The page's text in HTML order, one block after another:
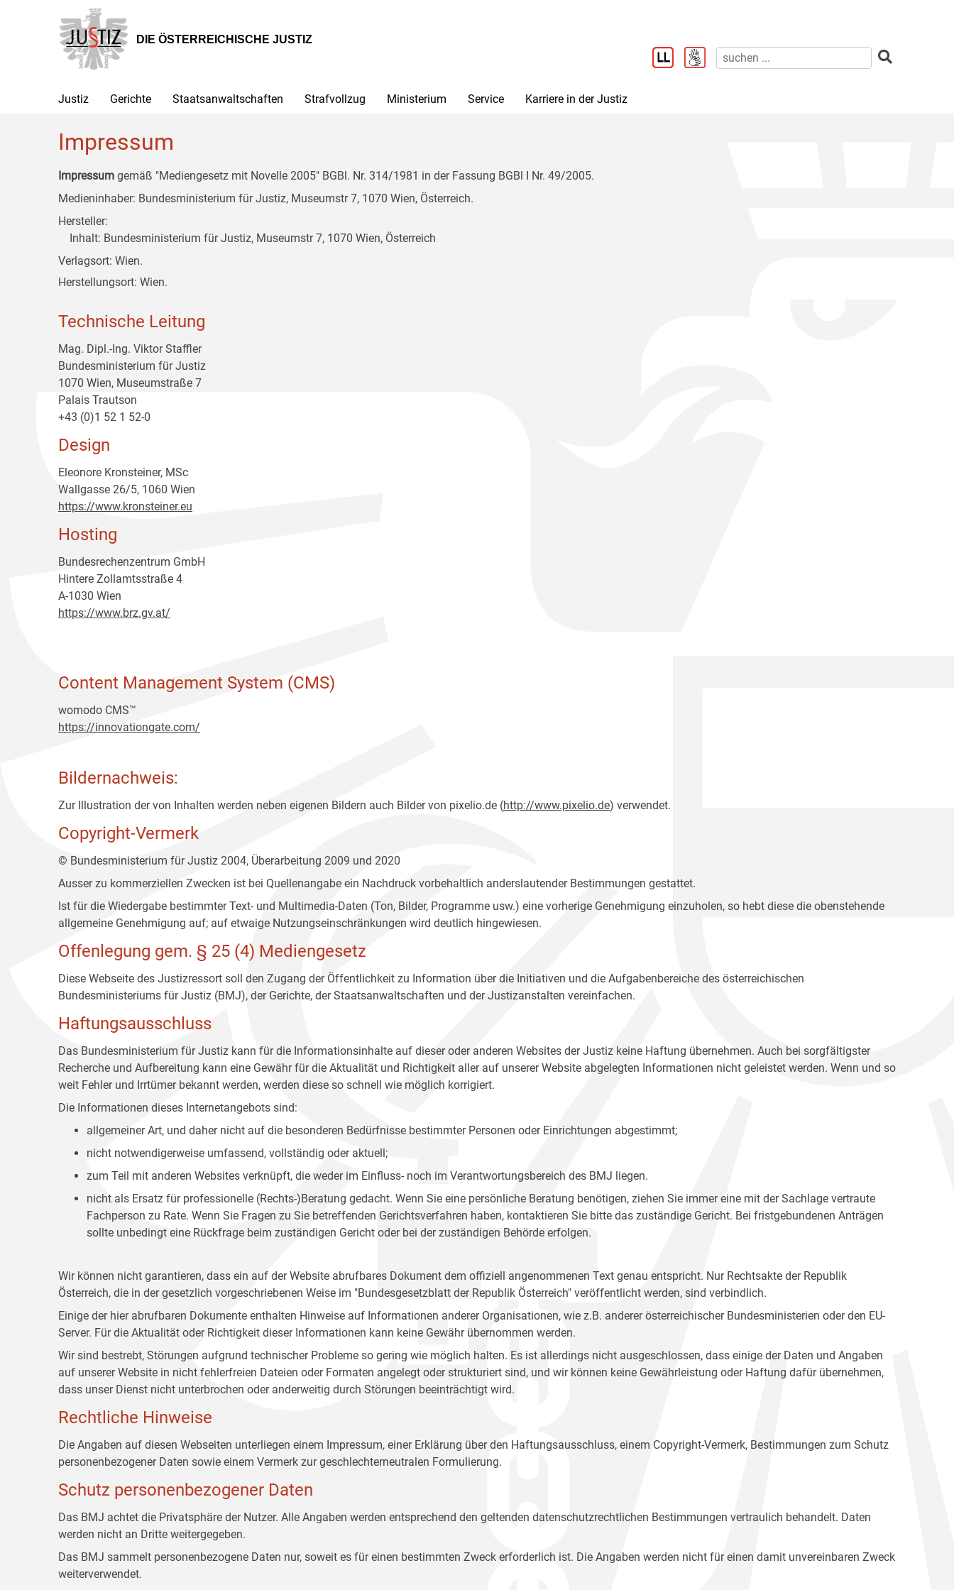
Hauptnavigation
[1]
Inhalt
[2]
Untermenü
[3]
DIE ÖSTERREICHISCHE JUSTIZ
Justiz Gerichte Staatsanwaltschaften Strafvollzug Ministerium Service Karriere in der Justiz
Impressum
Impressum gemäß "Mediengesetz mit Novelle 2005" BGBl. Nr. 314/1981 in der Fassung BGBl I Nr. 49/2005.
Medieninhaber: Bundesministerium für Justiz, Museumstr 7, 1070 Wien, Österreich.
Hersteller:
Inhalt: Bundesministerium für Justiz, Museumstr 7, 1070 Wien, Österreich
Verlagsort: Wien.
Herstellungsort: Wien.
Technische Leitung
Mag. Dipl.-Ing. Viktor Staffler
Bundesministerium für Justiz
1070 Wien, Museumstraße 7
Palais Trautson
+43 (0)1 52 1 52-0
Design
Eleonore Kronsteiner, MSc
Wallgasse 26/5, 1060 Wien
https://www.kronsteiner.eu
Hosting
Bundesrechenzentrum GmbH
Hintere Zollamtsstraße 4
A-1030 Wien
https://www.brz.gv.at/
Content Management System (CMS)
womodo CMS™
https://innovationgate.com/
Bildernachweis:
Zur Illustration der von Inhalten werden neben eigenen Bildern auch Bilder von pixelio.de (http://www.pixelio.de) verwendet.
Copyright-Vermerk
© Bundesministerium für Justiz 2004, Überarbeitung 2009 und 2020
Ausser zu kommerziellen Zwecken ist bei Quellenangabe ein Nachdruck vorbehaltlich anderslautender Bestimmungen gestattet.
Ist für die Wiedergabe bestimmter Text- und Multimedia-Daten (Ton, Bilder, Programme usw.) eine vorherige Genehmigung einzuholen, so hebt diese die obenstehende
allgemeine Genehmigung auf; auf etwaige Nutzungseinschränkungen wird deutlich hingewiesen.
Offenlegung gem. § 25 (4) Mediengesetz
Diese Webseite des Justizressort soll den Zugang der Öffentlichkeit zu Information über die Initiativen und die Aufgabenbereiche des österreichischen
Bundesministeriums für Justiz (BMJ), der Gerichte, der Staatsanwaltschaften und der Justizanstalten vereinfachen.
Haftungsausschluss
Das Bundesministerium für Justiz kann für die Informationsinhalte auf dieser oder anderen Websites der Justiz keine Haftung übernehmen. Auch bei sorgfältigster
Recherche und Aufbereitung kann eine Gewähr für die Aktualität und Richtigkeit aller auf unserer Website abgelegten Informationen nicht geleistet werden. Wenn und so
weit Fehler und Irrtümer bekannt werden, werden diese so schnell wie möglich korrigiert.
Die Informationen dieses Internetangebots sind:
allgemeiner Art, und daher nicht auf die besonderen Bedürfnisse bestimmter Personen oder Einrichtungen abgestimmt;
nicht notwendigerweise umfassend, vollständig oder aktuell;
zum Teil mit anderen Websites verknüpft, die weder im Einfluss- noch im Verantwortungsbereich des BMJ liegen.
nicht als Ersatz für professionelle (Rechts-)Beratung gedacht. Wenn Sie eine persönliche Beratung benötigen, ziehen Sie immer eine mit der Sachlage vertraute
Fachperson zu Rate. Wenn Sie Fragen zu Sie betreffenden Gerichtsverfahren haben, kontaktieren Sie bitte das zuständige Gericht. Bei fristgebundenen Anträgen
sollte unbedingt eine Rückfrage beim zuständigen Gericht oder bei der zuständigen Behörde erfolgen.
Wir können nicht garantieren, dass ein auf der Website abrufbares Dokument dem offiziell angenommenen Text genau entspricht. Nur Rechtsakte der Republik
Österreich, die in der gesetzlich vorgeschriebenen Weise im "Bundesgesetzblatt der Republik Österreich" veröffentlicht werden, sind verbindlich.
Einige der hier abrufbaren Dokumente enthalten Hinweise auf Informationen anderer Organisationen, wie z.B. anderer österreichischer Bundesministerien oder den EU-
Server. Für die Aktualität oder Richtigkeit dieser Informationen kann keine Gewähr übernommen werden.
Wir sind bestrebt, Störungen aufgrund technischer Probleme so gering wie möglich halten. Es ist allerdings nicht ausgeschlossen, dass einige der Daten und Angaben
auf unserer Website in nicht fehlerfreien Dateien oder Formaten angelegt oder strukturiert sind, und wir können keine Gewährleistung oder Haftung dafür übernehmen,
dass unser Dienst nicht unterbrochen oder anderweitig durch Störungen beeinträchtigt wird.
Rechtliche Hinweise
Die Angaben auf diesen Webseiten unterliegen einem Impressum, einer Erklärung über den Haftungsausschluss, einem Copyright-Vermerk, Bestimmungen zum Schutz
personenbezogener Daten sowie einem Vermerk zur geschlechterneutralen Formulierung.
Schutz personenbezogener Daten
Das BMJ achtet die Privatsphäre der Nutzer. Alle Angaben werden entsprechend den geltenden datenschutzrechtlichen Bestimmungen vertraulich behandelt. Daten
werden nicht an Dritte weitergegeben.
Das BMJ sammelt personenbezogene Daten nur, soweit es für einen bestimmten Zweck erforderlich ist. Die Angaben werden nicht für einen damit unvereinbaren Zweck
weiterverwendet.